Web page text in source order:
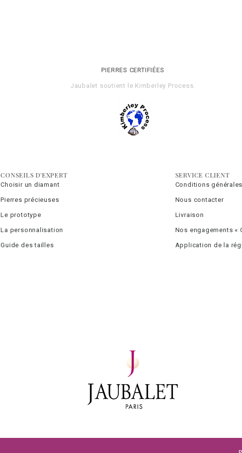
PIERRES CERTIFIÉES
Jaubalet soutient le Kimberley Process
CONSEILS D'EXPERT
Choisir un diamant
Pierres précieuses
Le prototype
La personnalisation
Guide des tailles
SERVICE CLIENT
Conditions
Nous contacter
Livraison
Nos engagements «
Application de la